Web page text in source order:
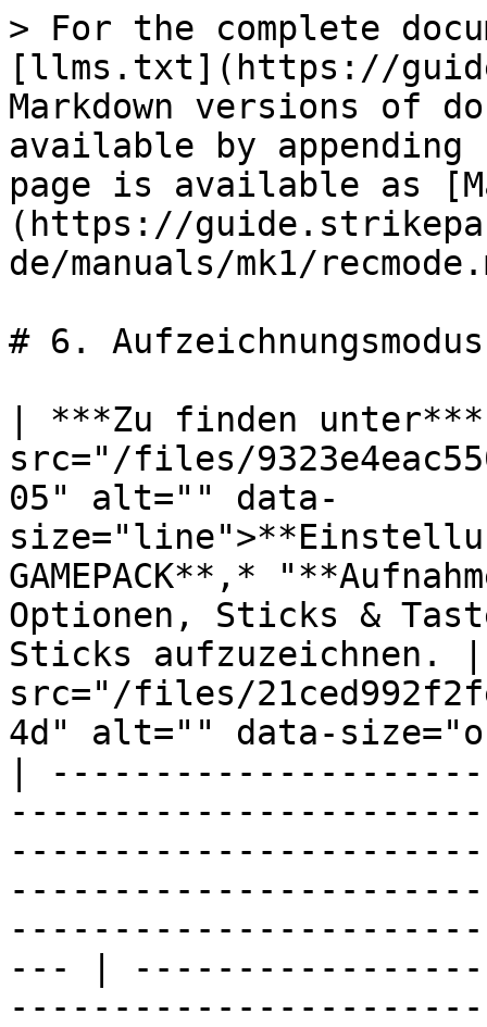
> For the complete
[llms.txt](https://
Markdown versions of
available by
page is available as
(https://
de/manuals/mk1/
# 6. Aufzeichnungsmodus
| ***Zu finden unter***
src="/files/
05" alt="" data-
GAMEPACK**,*
Optionen, Sticks &
Sticks aufzuzeichnen. |
src="/files/
4d" alt="" data-
|
--- |